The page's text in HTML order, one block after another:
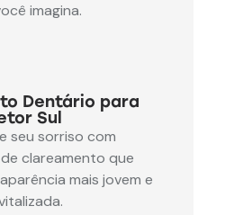
imagina.
Dentário para
Sul
seu sorriso com
clareamento que
mais jovem e